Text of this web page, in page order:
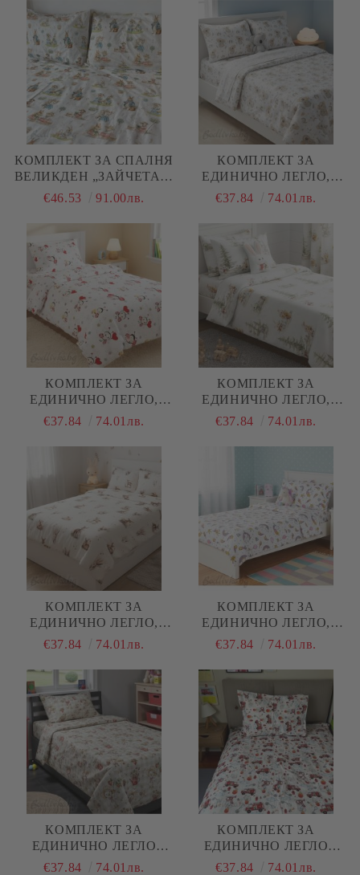
(ПОПЛИН), 3 ЧАСТИ
КОМПЛЕКТ ЗА СПАЛНЯ
ВЕЛИКДЕН „ЗАЙЧЕТА И
МИШКИ“ – 100%
(РАНФОРС), 4 ЧАСТИ
€46.53 91.00лв.
КОМПЛЕКТ ЗА
ЕДИНИЧНО ЛЕГЛО,
КОАЛА , 100%
(ПОПЛИН), 3 ЧАСТИ
€37.84 74.01лв.
КОМПЛЕКТ ЗА
ЕДИНИЧНО ЛЕГЛО,
КАЛИНКИ, 100%
(ПОПЛИН), 3 ЧАСТИ
€37.84 74.01лв.
КОМПЛЕКТ ЗА
ЕДИНИЧНО ЛЕГЛО,
ЗАЙЧЕТА В ГОРАТА,
ПАМУК (ПОПЛИН), 3
€37.84 74.01лв.
КОМПЛЕКТ ЗА
ЕДИНИЧНО ЛЕГЛО,
СЪРНИЧКИ, 100%
(ПОПЛИН), 3 ЧАСТИ
€37.84 74.01лв.
КОМПЛЕКТ ЗА
ЕДИНИЧНО ЛЕГЛО,
ВРЕМЕ ЗА ПРИНЦЕСИ,
ПАМУК (ПОПЛИН), 3
€37.84 74.01лв.
КОМПЛЕКТ ЗА
ЕДИНИЧНО ЛЕГЛО
ЛИЛАВО- ВЕСЕЛИ
€37.84 74.01лв.
КОМПЛЕКТ ЗА
ЕДИНИЧНО ЛЕГЛО
ПОЖАРНИ , 100%
€37.84 74.01лв.